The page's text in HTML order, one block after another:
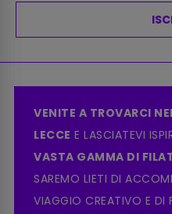
VENITE A TROVARCI
LECCE E LASCIATEVI
VASTA GAMMA DI
SAREMO LIETI DI
VIAGGIO CREATIVO E DI